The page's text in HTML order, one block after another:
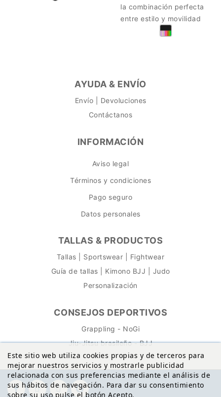
la combinación perfecta
entre estilo y movilidad
AYUDA & ENVÍO
Envío | Devoluciones
Contáctanos
INFORMACIÓN
Aviso legal
Términos y condiciones
Pago seguro
Datos personales
TALLAS & PRODUCTOS
Tallas | Sportswear | Fightwear
Guía de tallas | Kimono BJJ | Judo
Personalización
CONSEJOS DEPORTIVOS
Grappling - NoGi
Jiu-Jitsu brasileño - BJJ
Este sitio web utiliza cookies propias y de terceros para
mejorar nuestros servicios y mostrarle publicidad
relacionada con sus preferencias mediante el análisis de
sus hábitos de navegación. Para dar su consentimiento
sobre su uso pulse el botón Acepto.